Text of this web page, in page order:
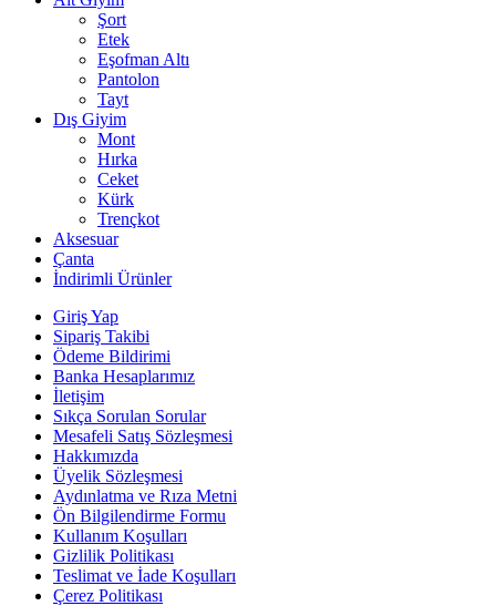
Şort
Etek
Eşofman Altı
Pantolon
Tayt
Dış Giyim
Mont
Hırka
Ceket
Kürk
Trençkot
Aksesuar
Çanta
İndirimli Ürünler
Giriş Yap
Sipariş Takibi
Ödeme Bildirimi
Banka Hesaplarımız
İletişim
Sıkça Sorulan Sorular
Mesafeli Satış Sözleşmesi
Hakkımızda
Üyelik Sözleşmesi
Aydınlatma ve Rıza Metni
Ön Bilgilendirme Formu
Kullanım Koşulları
Gizlilik Politikası
Teslimat ve İade Koşulları
Çerez Politikası